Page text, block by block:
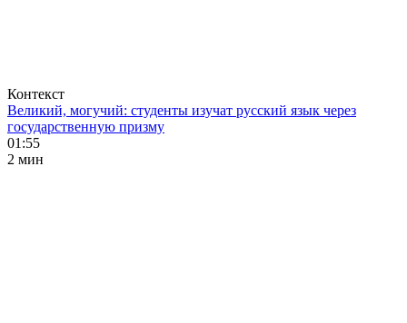
Контекст
Великий, могучий: студенты изучат русский язык через
государственную призму
01:55
2 мин